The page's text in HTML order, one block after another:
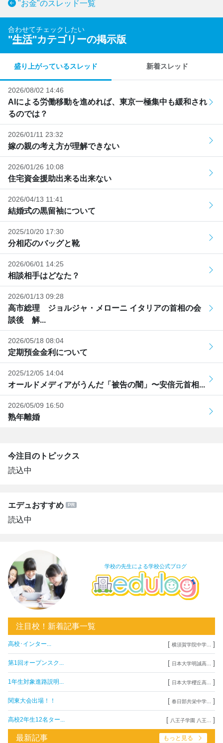
"お金"のスレッド一覧
合わせてチェックしたい
"生活"カテゴリーの掲示版
盛り上がっているスレッド 新着スレッド
2026/08/02 14:46
AIによる労働移動を進めれば、東京一極集中も緩和され
るのでは？
2026/01/11 23:32
嫁の親の考え方が理解できない
2026/01/26 10:08
住宅資金援助出来る出来ない
2026/04/13 11:41
結婚式の黒留袖について
2025/10/20 17:30
分相応のバッグと靴
2026/06/01 14:25
相談相手はどなた？
2026/01/13 09:28
高市総理 ジョルジャ・メローニ イタリアの首相の会
談後 解...
2026/05/18 08:04
定期預金金利について
2025/12/05 14:04
オールドメディアがうんだ「被告の闇」〜安倍元首相...
2026/05/09 16:50
熟年離婚
今注目のトピックス
読込中
エデュおすすめ
読込中
学校の先生による学校公式ブログ
注目校！新着記事一覧
高校･インター... [ 横須賀学院中学... ]
第1回オープンスク... [ 日本大学明誠高... ]
1年生対象進路説明... [ 日本大学櫻丘高... ]
関東大会出場！！ [ 春日部共栄中学... ]
高校2年生12名ター... [ 八王子学園 八王... ]
最新記事 もっと見る